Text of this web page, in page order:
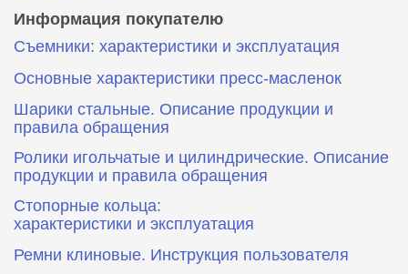
Информация покупателю
Съемники: характеристики и эксплуатация
Основные характеристики пресс‑масленок
Шарики стальные. Описание продукции и
правила обращения
Ролики игольчатые и цилиндрические. Описание
продукции и правила обращения
Стопорные кольца:
характеристики и эксплуатация
Ремни клиновые. Инструкция пользователя